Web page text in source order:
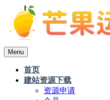
Menu
首页
建站资源下载
资源申请